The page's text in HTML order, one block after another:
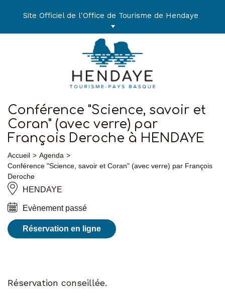
Site Officiel de l'Office de Tourisme de Hendaye
Conférence "Science, savoir et
Coran" (avec verre) par
François Deroche à HENDAYE
Accueil
Agenda
Conférence "Science, savoir et Coran" (avec verre) par François
Deroche
HENDAYE
Evènement passé
Réservation en ligne
Réservation conseillée.